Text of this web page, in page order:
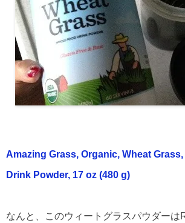
Amazing Grass, Organic, Wheat
Drink Powder, 17 oz (480 g)
なんと、このウィートグラスパウダーは